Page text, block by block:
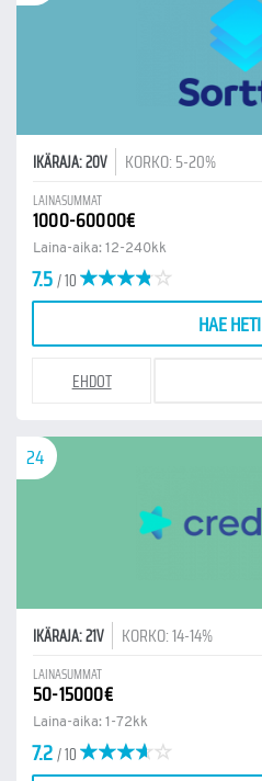
IKÄRAJA: 20V KORKO: 5-20%
LAINASUMMAT
1000-60000€
Laina-aika: 12-240kk
7.5/ 10
HAE HETI
EHDOT
24
IKÄRAJA: 21V KORKO: 14-14%
LAINASUMMAT
50-15000€
Laina-aika: 1-72kk
7.2/ 10